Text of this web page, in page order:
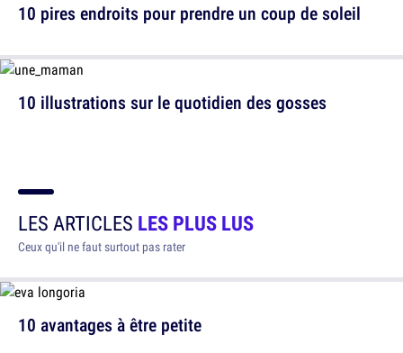
10 pires endroits pour prendre un coup de soleil
10 illustrations sur le quotidien des gosses
LES ARTICLES LES PLUS LUS
Ceux qu'il ne faut surtout pas rater
10 avantages à être petite